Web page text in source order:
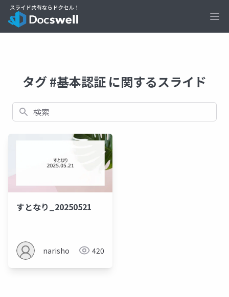
タグ #基本認証 に関するスライド
検索
すとなり_20250521
narisho 420